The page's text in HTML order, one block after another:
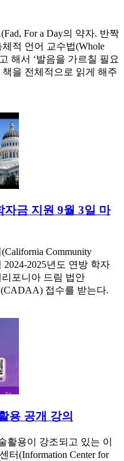
For a Day의 약자. 반짝
적 언어 교수법(Whole
해서 ‘발음을 가르칠 필요
을 전체적으로 읽게 해주
자금 지원 9월 3일 마
Community
2024-2025년도 연방 학자
포니아 드림 법안
(CADAA) 접수를 받는다.
용 공개 강의
활용이 강조되고 있는 이
터(Information Center for